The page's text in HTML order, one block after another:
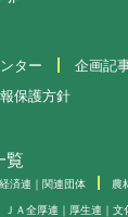
ター
企画記
保護方針
覧
済連｜関連団体 農
ＪＡ全厚連｜厚生連｜文